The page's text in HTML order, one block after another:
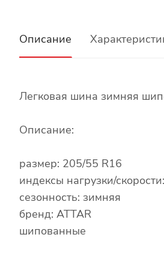
Описание
Легковая шина зимняя
Описание:
размер: 205/55 R16
индексы нагрузки/
сезонность: зимняя
бренд: ATTAR
шипованные